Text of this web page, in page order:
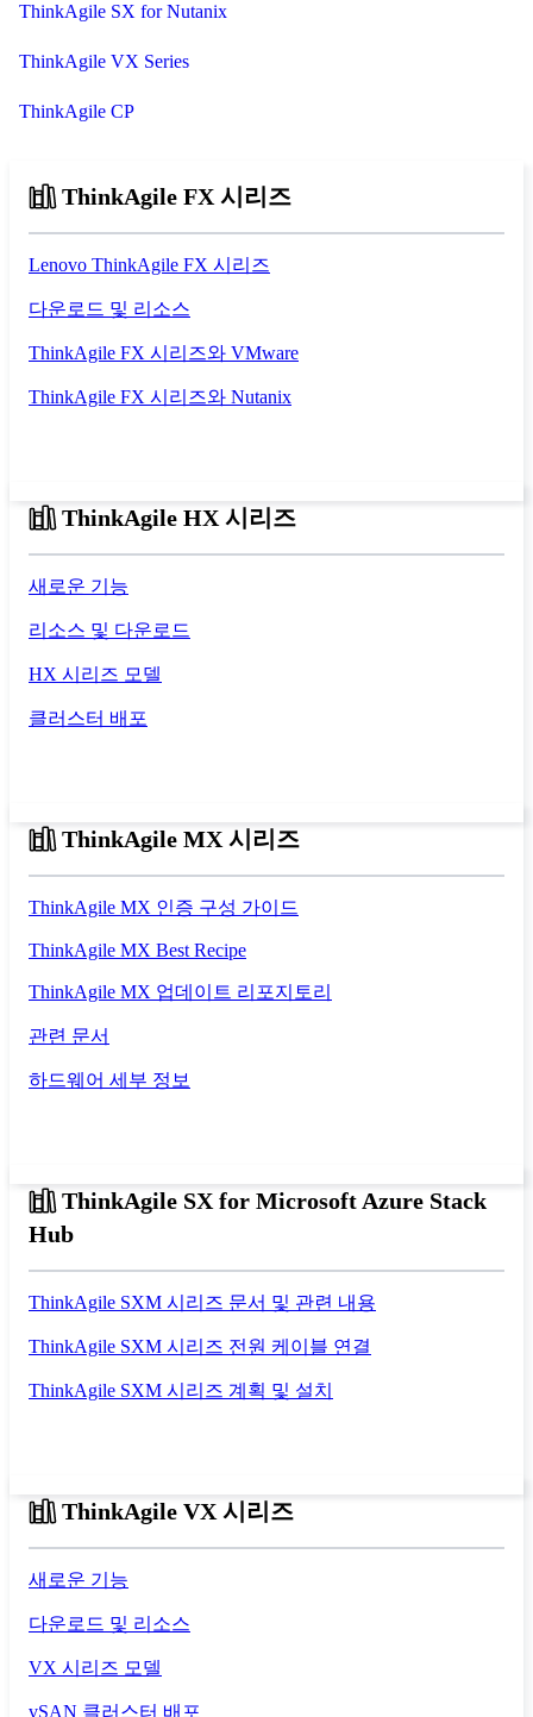
ThinkAgile SX for Nutanix
ThinkAgile VX Series
ThinkAgile CP
ThinkAgile FX 시리즈
Lenovo ThinkAgile FX 시리즈
다운로드 및 리소스
ThinkAgile FX 시리즈와 VMware
ThinkAgile FX 시리즈와 Nutanix
ThinkAgile HX 시리즈
새로운 기능
리소스 및 다운로드
HX 시리즈 모델
클러스터 배포
ThinkAgile MX 시리즈
ThinkAgile MX 인증 구성 가이드
ThinkAgile MX Best Recipe
ThinkAgile MX 업데이트 리포지토리
관련 문서
하드웨어 세부 정보
ThinkAgile SX for Microsoft Azure Stack
Hub
ThinkAgile SXM 시리즈 문서 및 관련 내용
ThinkAgile SXM 시리즈 전원 케이블 연결
ThinkAgile SXM 시리즈 계획 및 설치
ThinkAgile VX 시리즈
새로운 기능
다운로드 및 리소스
VX 시리즈 모델
vSAN 클러스터 배포